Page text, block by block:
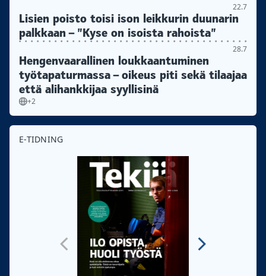
22.7
Lisien poisto toisi ison leikkurin duunarin
palkkaan – ”Kyse on isoista rahoista”
28.7
Hengenvaarallinen loukkaantuminen
työtapaturmassa – oikeus piti sekä tilaajaa
että alihankkijaa syyllisinä
+2
E-TIDNING